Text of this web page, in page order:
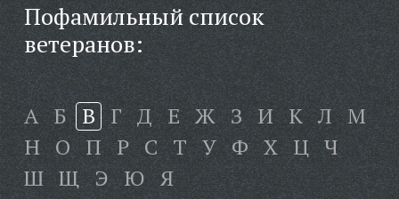
Пофамильный список
ветеранов:
А Б В Г Д Е Ж З И К Л М
Н О П Р С Т У Ф Х Ц Ч
Ш Щ Э Ю Я